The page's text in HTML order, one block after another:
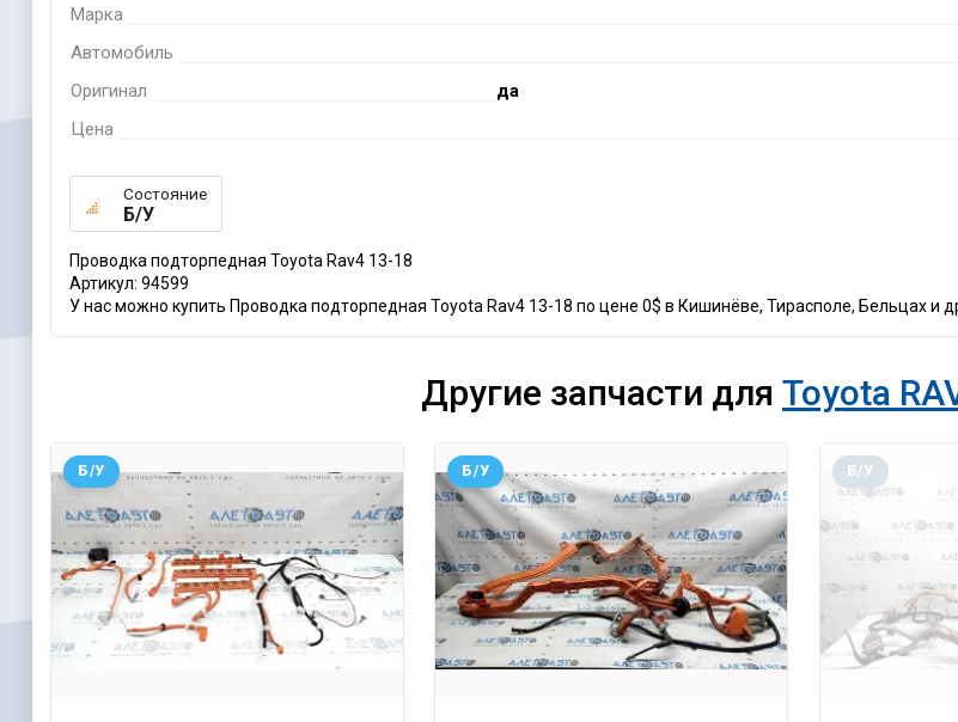
Марка
Автомобиль
Оригинал
да
Цена
Состояние
Б/У
Проводка подторпедная Toyota Rav4 13-18
Артикул: 94599
У нас можно купить Проводка подторпедная Toyota Rav4 13-18 по цене 0$ в Кишинёве, Тирасполе, Бельцах и
Другие запчасти для Toyota
Б/У Б/У Б/У